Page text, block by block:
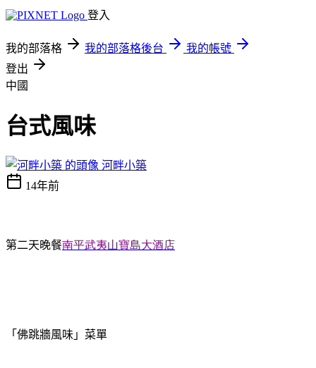
登入
我的部落格 我的部落格後台
我的帳號
登出
中國
台式風味
河畔小築
14年前
第二天晚餐南平武夷山寶島大酒店
「佛跳牆風味」菜單